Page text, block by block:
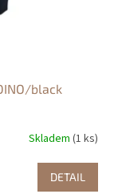
black
Skladem (1 ks)
DETAIL